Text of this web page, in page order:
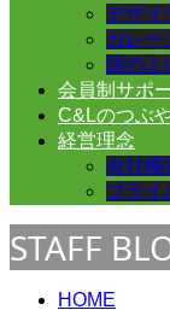
デザイ
ガレ
頭のよ
会員制サポ
C&Lのつぶ
経営理念
会社概
プライ
STAFF
HOME